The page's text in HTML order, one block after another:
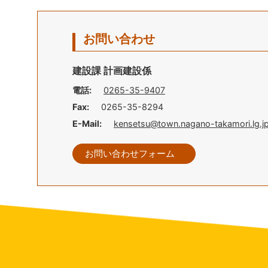
お問い合わせ
建設課 計画建設係
電話:
0265-35-9407
Fax:
0265-35-8294
E-Mail:
kensetsu@town.nagano-
お問い合わせフォーム